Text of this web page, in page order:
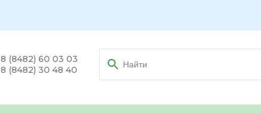
8 (8482) 60 03 03
8 (8482) 30 48 40